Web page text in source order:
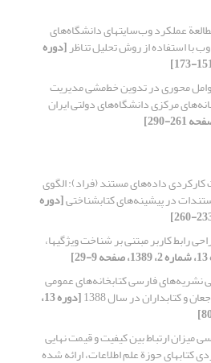
عملکرد وب‌سایتهای‌ دانشگاه‌های
با استفاده از روش تحلیل تناظر[دوره
محوری در تدوین خط‌مشی مدیریت
مرکزی دانشگاه‌های دولتی ایران
کارکردی داده‌های مستند (فراد): الگوی
در پیشینه‌های کتابشناختی[دوره
رابط کاربر مبتنی بر شناخت ویژگیها،
نشریه‌های فارسی کتابخانه‌های عمومی
و کتابداران در سال 1388 [دوره 13،
میزان ارتباط بین کیفیت و قیمت نهایی
کتابهای حوزة علم اطلاعات، ارائه شده